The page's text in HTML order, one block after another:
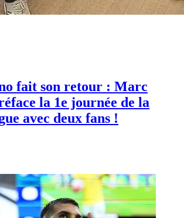
fait son retour : Marc
la 1e journée de la
avec deux fans !